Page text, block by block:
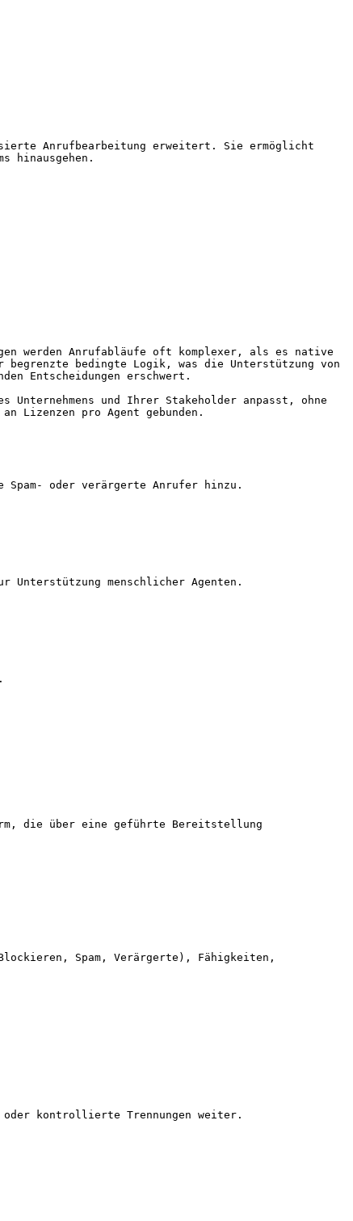
Anrufbearbeitung erweitert. Sie ermöglicht
hinausgehen.
werden Anrufabläufe oft komplexer, als es native
begrenzte bedingte Logik, was die Unterstützung von
Entscheidungen erschwert.
und Ihrer Stakeholder anpasst, ohne
Lizenzen pro Agent gebunden.
Spam- oder verärgerte Anrufer hinzu.
Unterstützung menschlicher Agenten.
die über eine geführte Bereitstellung
Spam, Verärgerte), Fähigkeiten,
oder kontrollierte Trennungen weiter.